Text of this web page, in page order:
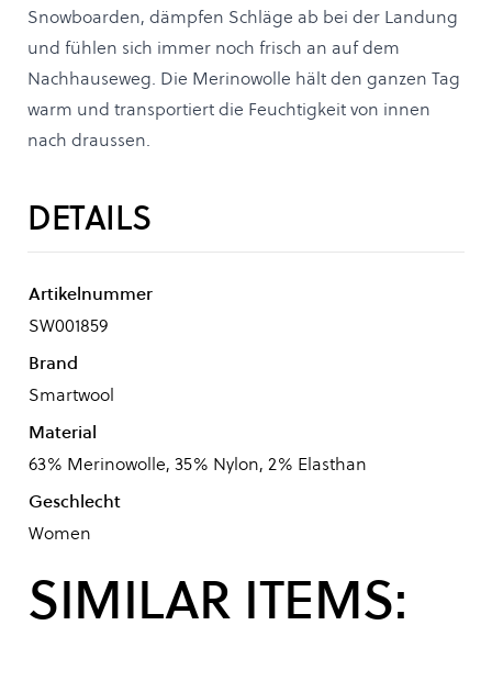
Snowboarden, dämpfen Schläge ab bei der Landung
und fühlen sich immer noch frisch an auf dem
Nachhauseweg. Die Merinowolle hält den ganzen Tag
warm und transportiert die Feuchtigkeit von innen
nach draussen.
DETAILS
Artikelnummer
SW001859
Brand
Smartwool
Material
63% Merinowolle, 35% Nylon, 2% Elasthan
Geschlecht
Women
SIMILAR ITEMS: